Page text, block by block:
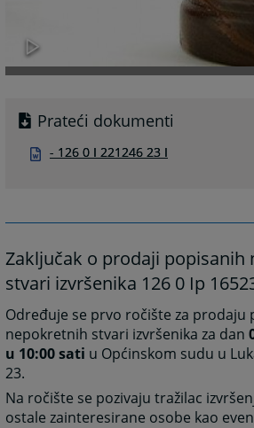
Prateći dokumenti
- 126 0 I 221246 23 I
Zaključak o prodaji popisanih
stvari izvršenika 126 0 Ip
Određuje se prvo ročište za prodaju
nepokretnih stvari izvršenika za dan
u 10:00 sati u Općinskom sudu u
23.
Na ročište se pozivaju tražilac
ostale zainteresirane osobe kao